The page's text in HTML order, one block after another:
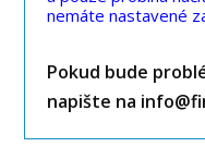
nemáte nastavené
Pokud bude
napište na